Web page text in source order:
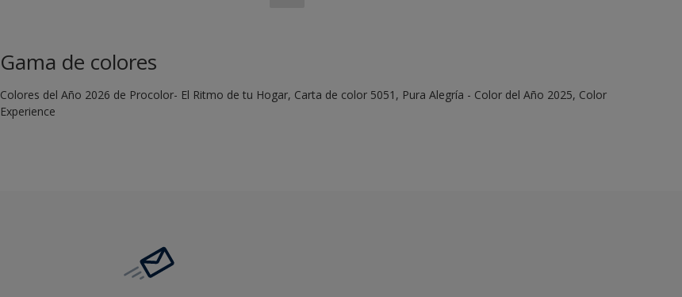
Gama de colores
Colores del Año 2026 de Procolor- El Ritmo de tu Hogar, Carta de color 5051, Pura Alegría - Color del Año 2025, Color
Experience